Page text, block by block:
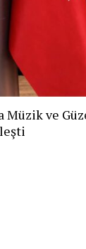
Müzik ve